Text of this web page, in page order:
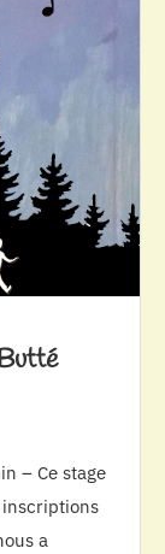
– Ce stage
inscriptions
a